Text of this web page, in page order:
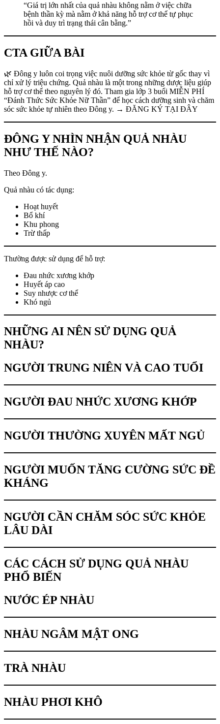
“Giá trị lớn nhất của quả nhàu không nằm ở việc chữa
bệnh thần kỳ mà nằm ở khả năng hỗ trợ cơ thể tự phục
hồi và duy trì trạng thái cân bằng.”
CTA GIỮA BÀI
🌿 Đông y luôn coi trọng việc nuôi dưỡng sức khỏe từ gốc thay vì
chỉ xử lý triệu chứng. Quả nhàu là một trong những dược liệu giúp
hỗ trợ cơ thể theo nguyên lý đó. Tham gia lớp 3 buổi MIỄN PHÍ
“Đánh Thức Sức Khỏe Nữ Thần” để học cách dưỡng sinh và chăm
sóc sức khỏe tự nhiên theo Đông y. → ĐĂNG KÝ TẠI ĐÂY
ĐÔNG Y NHÌN NHẬN QUẢ NHÀU
NHƯ THẾ NÀO?
Theo Đông y.
Quả nhàu có tác dụng:
Hoạt huyết
Bổ khí
Khu phong
Trừ thấp
Thường được sử dụng để hỗ trợ:
Đau nhức xương khớp
Huyết áp cao
Suy nhược cơ thể
Khó ngủ
NHỮNG AI NÊN SỬ DỤNG QUẢ
NHÀU?
NGƯỜI TRUNG NIÊN VÀ CAO TUỔI
NGƯỜI ĐAU NHỨC XƯƠNG KHỚP
NGƯỜI THƯỜNG XUYÊN MẤT NGỦ
NGƯỜI MUỐN TĂNG CƯỜNG SỨC ĐỀ
KHÁNG
NGƯỜI CẦN CHĂM SÓC SỨC KHỎE
LÂU DÀI
CÁC CÁCH SỬ DỤNG QUẢ NHÀU
PHỔ BIẾN
NƯỚC ÉP NHÀU
NHÀU NGÂM MẬT ONG
TRÀ NHÀU
NHÀU PHƠI KHÔ